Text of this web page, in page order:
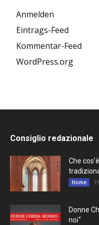
Anmelden
Eintrags-Feed
Kommentar-Feed
WordPress.org
Consiglio redazionale
Che
Home
Donne
noi“